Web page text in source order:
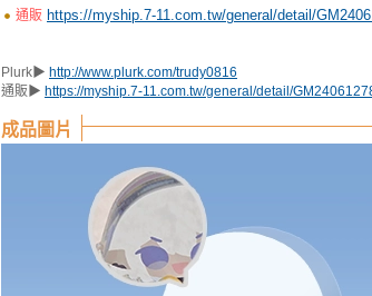
通販 https://myship.7-11.com.tw/general/detail/
Plurk▶︎ http://www.plurk.com/trudy0816
通販▶︎ https://myship.7-11.com.tw/general/detail/
成品圖片